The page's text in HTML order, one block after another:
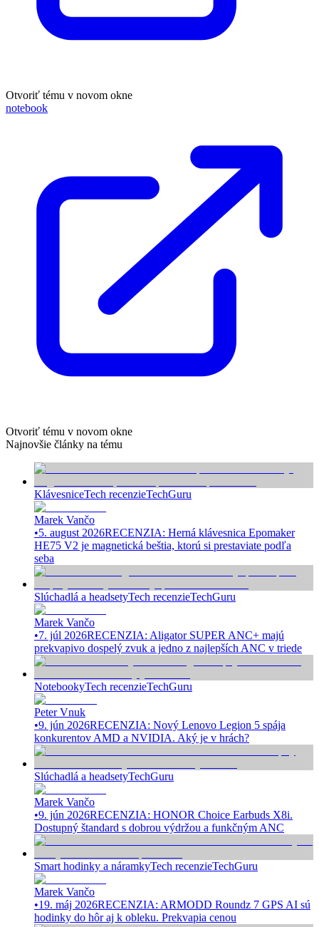
Otvoriť tému v novom okne
notebook
Otvoriť tému v novom okne
Najnovšie články na tému
KlávesniceTech recenzieTechGuru
Marek Vančo
•5. august 2026RECENZIA: Herná klávesnica Epomaker
HE75 V2 je magnetická beštia, ktorú si prestaviate podľa
seba
Slúchadlá a headsetyTech recenzieTechGuru
Marek Vančo
•7. júl 2026RECENZIA: Aligator SUPER ANC+ majú
prekvapivo dospelý zvuk a jedno z najlepších ANC v triede
NotebookyTech recenzieTechGuru
Peter Vnuk
•9. jún 2026RECENZIA: Nový Lenovo Legion 5 spája
konkurentov AMD a NVIDIA. Aký je v hrách?
Slúchadlá a headsetyTechGuru
Marek Vančo
•9. jún 2026RECENZIA: HONOR Choice Earbuds X8i.
Dostupný štandard s dobrou výdržou a funkčným ANC
Smart hodinky a náramkyTech recenzieTechGuru
Marek Vančo
•19. máj 2026RECENZIA: ARMODD Roundz 7 GPS AI sú
hodinky do hôr aj k obleku. Prekvapia cenou